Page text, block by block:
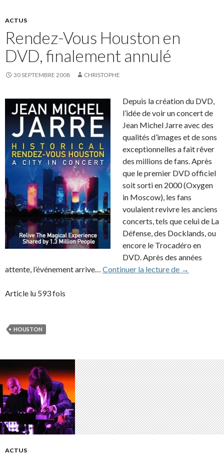
ACTUS
Rendez-Vous Houston en
DVD, finalement annulé
30 SEPTEMBRE 2008 CHRISTOPHE
Depuis la création du DVD,
l’idée de voir un concert de
Jean Michel Jarre avec des
qualités d’images et de sons
exceptionnelles a fait rêver
des millions de fans. Après
que le premier DVD officiel
soit sorti en 2000 (Oxygen
in Moscow), les fans
voulaient revivre les anciens
concerts, tels que celui de La
Défense, des Docklands, ou
encore le Trocadéro en
DVD. Après des années
attente, l’événement arrive… Continuer la lecture de Rendez-
→
Article lu 593 fois
HOUSTON
ACTUS